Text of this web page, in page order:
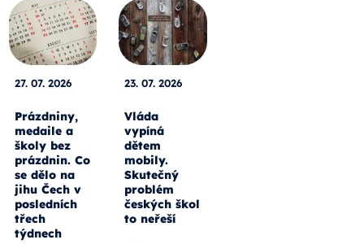
27. 07. 2026
Prázdniny,
medaile a
školy bez
prázdnin. Co
se dělo na
jihu Čech v
posledních
třech
týdnech
23. 07. 2026
Vláda
vypíná
dětem
mobily.
Skutečný
problém
českých škol
to neřeší